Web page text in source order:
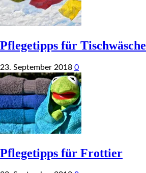
Pflegetipps für Tischwäsche
23. September 2018 0
Pflegetipps für Frottier